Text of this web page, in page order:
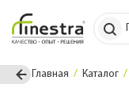
Главная Каталог